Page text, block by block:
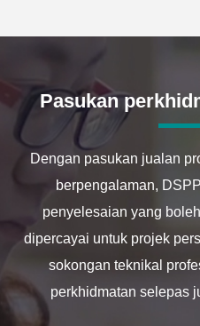
Pasukan
Dengan pasukan jualan
berpengalaman,
penyelesaian yang
dipercayai untuk projek
sokongan teknikal
perkhidmatan selepas